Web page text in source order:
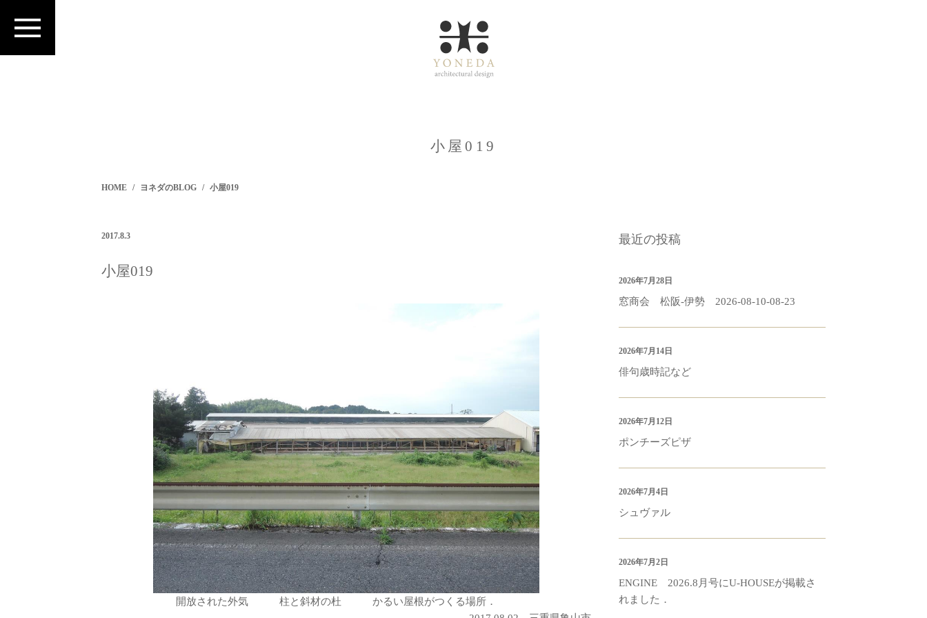
HOME ヨネダのBLOG 小屋019
小屋019
2017.8.3
小屋019
開放された外気 柱と斜材の杜 かるい屋根がつくる場所．
最近の投稿
窓商会 松阪-伊勢 2026-08-10-08-23
2026年7月28日
俳句歳時記など
2026年7月14日
ポンチーズピザ
2026年7月12日
シュヴァル
2026年7月4日
ENGINE 2026.8月号にU-HOUSEが掲載さ
れました．
2026年7月2日